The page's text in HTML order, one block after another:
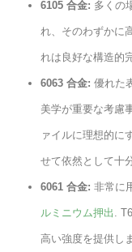
6105 合金: 多くの
れ、そのわずかに
れは良好な構造的
6063 合金: 優れた
美学が重要な考慮
ァイルに理想的に
せて依然として十
6061 合金: 非常に
ルミニウム押出 .
高い強度を提供し